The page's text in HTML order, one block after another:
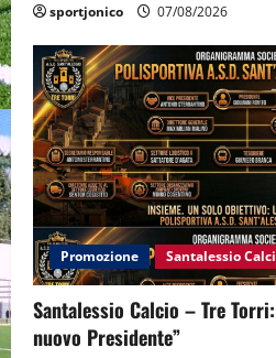
sportjonico 07/08/2026
Promozione Santalessio
Santalessio Calcio – Tre
nuovo Presidente”